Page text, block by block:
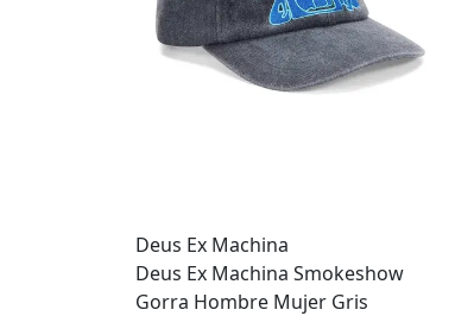
Deus Ex Machina
Deus Ex Machina Smokeshow
Gorra Hombre Mujer Gris